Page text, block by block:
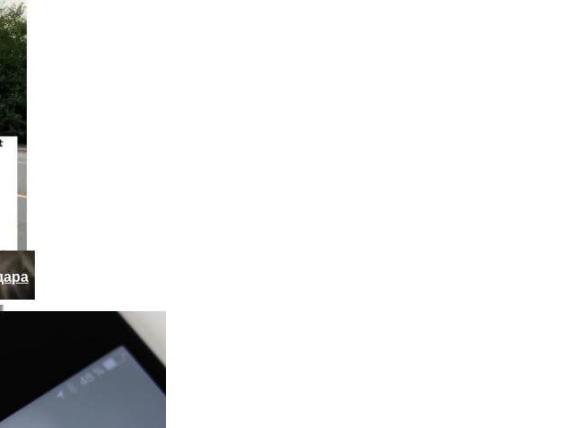
Зайцев И Другие – От Чего Скончались